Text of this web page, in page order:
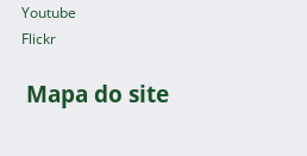
Youtube
Flickr
Mapa do site